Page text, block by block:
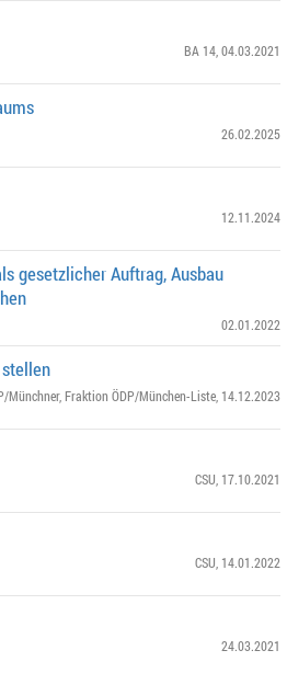
BA 14, 04.03.2021
26.02.2025
12.11.2024
gesetzlicher Auftrag, Ausbau
02.01.2022
Münchner, Fraktion ÖDP/München-Liste, 14.12.2023
CSU , 17.10.2021
CSU , 14.01.2022
24.03.2021